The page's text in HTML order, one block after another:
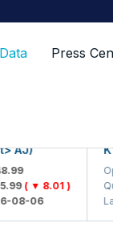
Press
( ▼ 8.01 )
06
Last